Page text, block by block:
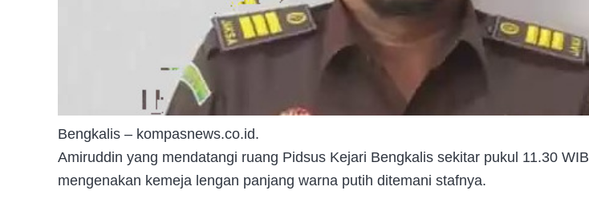
Bengkalis – kompasnews.co.id.
Amiruddin yang mendatangi ruang Pidsus Kejari Bengkalis sekitar pukul 11.30 WIB
mengenakan kemeja lengan panjang warna putih ditemani stafnya.